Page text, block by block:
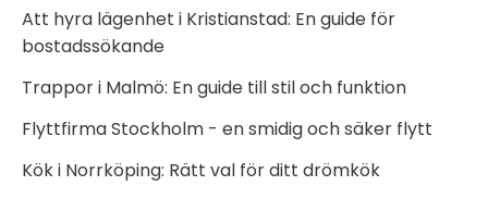
Att hyra lägenhet i Kristianstad: En guide för
bostadssökande
Trappor i Malmö: En guide till stil och funktion
Flyttfirma Stockholm - en smidig och säker flytt
Kök i Norrköping: Rätt val för ditt drömkök